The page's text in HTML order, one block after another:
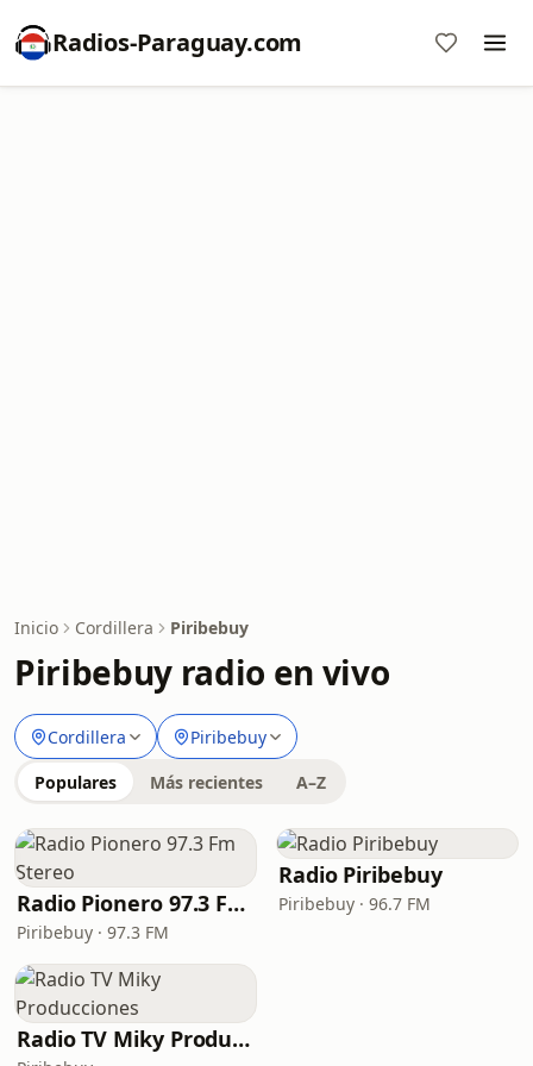
Radios-Paraguay.com
Inicio Cordillera Piribebuy
Piribebuy radio en vivo
Cordillera Piribebuy
Populares Más recientes A–Z
Radio Pionero 97.3 Fm Stereo
Piribebuy · 97.3 FM
Radio Piribebuy
Piribebuy · 96.7 FM
Radio TV Miky Producciones